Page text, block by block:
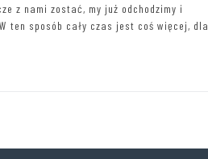
z nami zostać, my już odchodzimy i
ten sposób cały czas jest coś więcej, dla